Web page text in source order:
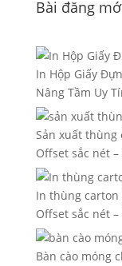
Bài đăng
In Hộp Giấy
Nâng Tầm Uy
Sản xuất
Offset sắc nét
In thùng
Offset sắc nét
Bàn cào móng